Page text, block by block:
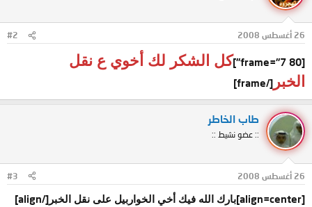
26 أغسطس 2008 #2
[frame="7 80"]
كل الشكر لك أخوي ع نقل
الخبر [/frame]
طاب الخاطر
:: عضو نشيط ::
26 أغسطس 2008 #3
[align=center] بارك الله فيك أخي الخواربيل على نقل الخبر [/align]